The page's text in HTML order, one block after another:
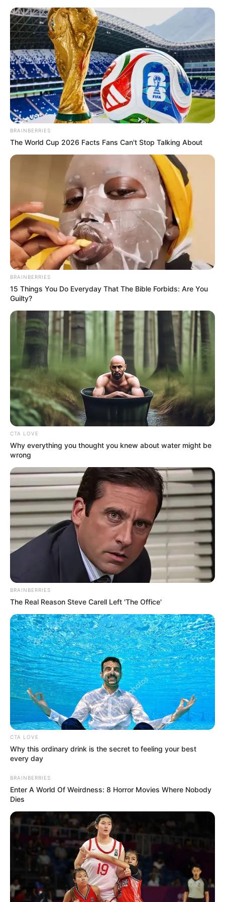
HOME
INSPIRASI
STYLE
FILM &
SERIES
NGAKAK
QUOTES
HYPE
MORE
CLC
12
fans love
VOTE
Debut:
19 Maret2015
Asal:
Seoul,Korea Selatan
Jumlah Anggota:
6 Member
Fandom:
CLC (Crystal Clear) adalah girl group asal Korea Selatan yang
beranggotakan6 orang member. Idol grup asuhan Cube
Entertainment ini terdiri dari Seunghee, Yujin, Seungyoon, Sorn,
Yeeun, dan Eunbin.
BRAINBERRIES
The World Cup 2026 Facts Fans Can't Stop Talking About
BRAINBERRIES
15 Things You Do Everyday That The Bible Forbids: Are You
Guilty?
CTA LOVE
Why everything you thought you knew about water might be
wrong
BRAINBERRIES
The Real Reason Steve Carell Left 'The Office'
CTA LOVE
Why this ordinary drink is the secret to feeling your best
every day
BRAINBERRIES
Enter A World Of Weirdness: 8 Horror Movies Where Nobody
Dies